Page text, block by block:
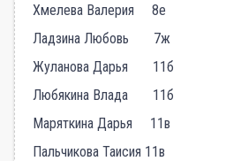
Хмелева Валерия
Ладзина Любовь
Жуланова Дарья
Любякина Влада
Маряткина Дарья
Пальчикова Таисия